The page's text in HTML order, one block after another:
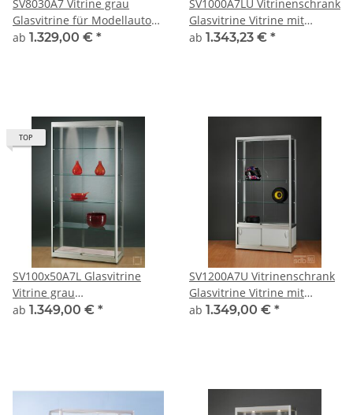
SV8030A7 Vitrine grau
Glasvitrine für Modellautos
Präsentationsvitrine
ab 1.329,00 € *
SV1000A7LU Vitrinenschrank
Glasvitrine Vitrine mit
Unterschrank
ab 1.343,23 € *
TOP
SV100x50A7L Glasvitrine
Vitrine grau
Ausstellungsvitrine
ab 1.349,00 € *
SV1200A7U Vitrinenschrank
Glasvitrine Vitrine mit
Unterschrank grau alu
Vitrinenschrank
ab 1.349,00 € *